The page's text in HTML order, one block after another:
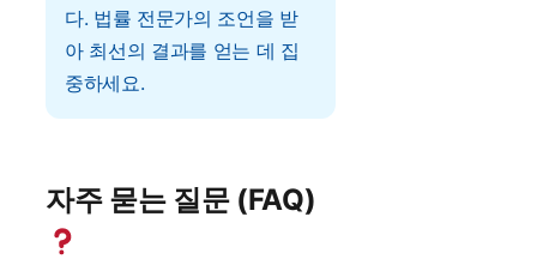
다. 법률 전문가의 조언을 받
아 최선의 결과를 얻는 데 집
중하세요.
자주 묻는 질문 (FAQ)